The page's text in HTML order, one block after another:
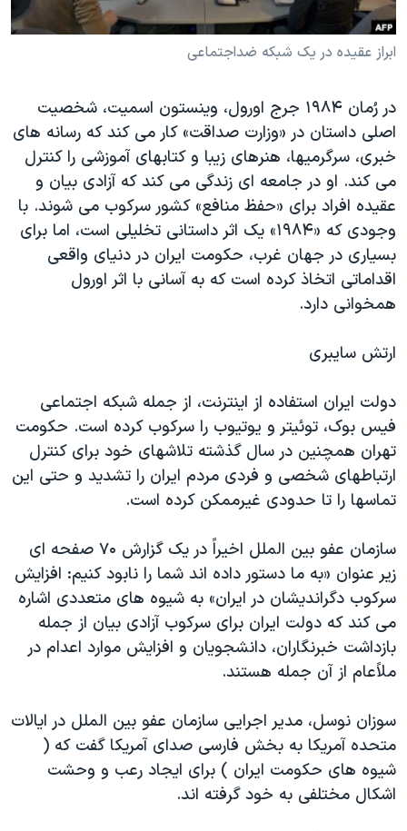
فرهنگ و زندگی
حقوق شهروندی
علم و فناوری
اسرائیل در جنگ
گالری عکس
آرشیو پخش زنده
مستندها
انتخابات ریاست جمهوری آمریکا ۲۰۲۴
رمز مهسا
ورزش زنان در ایران
اعتراضات زن، زندگی، آزادی
مجموعه مستندهای دادخواهی
تریبونال مردمی آبان ۹۸
دادگاه حمید نوری
چهل سال گروگان‌گیری
قانون شفافیت دارائی کادر رهبری ایران
اسرائیل در جنگ
نرگس محمدی برنده جایزه نوبل صلح
همایش محافظه‌کاران آمریکا «سی‌پک»
صفحه‌های ویژه
سفر پرزیدنت ترامپ به چین
دنبال کنید
زبانهای مختلف
ابراز عقیده در یک شبکه ضداجتماعی
در رُمان ۱۹۸۴ جرج اورول، وینستون اسمیت، شخصیت
اصلی داستان در «وزارت صداقت» کار می کند که رسانه های
خبری، سرگرمیها، هنرهای زیبا و کتابهای آموزشی را کنترل
می کند. او در جامعه ای زندگی می کند که آزادی بیان و
عقیده افراد برای «حفظ منافع» کشور سرکوب می شوند. با
وجودی که «۱۹۸۴» یک اثر داستانی تخلیلی است، اما برای
بسیاری در جهان غرب، حکومت ایران در دنیای واقعی
اقداماتی اتخاذ کرده است که به آسانی با اثر اورول
همخوانی دارد.
ارتش سایبری
دولت ایران استفاده از اینترنت، از جمله شبکه اجتماعی
فیس بوک، توئیتر و یوتیوب را سرکوب کرده است. حکومت
تهران همچنین در سال گذشته تلاشهای خود برای کنترل
ارتباطهای شخصی و فردی مردم ایران را تشدید و حتی این
تماسها را تا حدودی غیرممکن کرده است.
سازمان عفو بین الملل اخیراً در یک گزارش ۷۰ صفحه ای
زیر عنوان «به ما دستور داده اند شما را نابود کنیم: افزایش
سرکوب دگراندیشان در ایران» به شیوه های متعددی اشاره
می کند که دولت ایران برای سرکوب آزادی بیان از جمله
بازداشت خبرنگاران، دانشجویان و افزایش موارد اعدام در
ملاًعام از آن جمله هستند.
سوزان نوسل، مدیر اجرایی سازمان عفو بین الملل در ایالات
متحده آمریکا به بخش فارسی صدای آمریکا گفت که (
شیوه های حکومت ایران ) برای ایجاد رعب و وحشت
اشکال مختلفی به خود گرفته اند.